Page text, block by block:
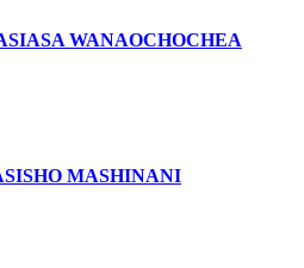
WANAOCHOCHEA
MASHINANI